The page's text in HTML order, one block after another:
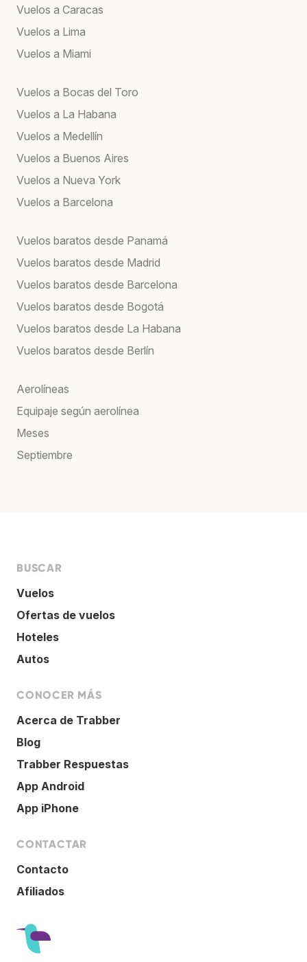
Vuelos a Caracas
Vuelos a Lima
Vuelos a Miami
Vuelos a Bocas del Toro
Vuelos a La Habana
Vuelos a Medellín
Vuelos a Buenos Aires
Vuelos a Nueva York
Vuelos a Barcelona
Vuelos baratos desde Panamá
Vuelos baratos desde Madrid
Vuelos baratos desde Barcelona
Vuelos baratos desde Bogotá
Vuelos baratos desde La Habana
Vuelos baratos desde Berlín
Aerolíneas
Equipaje según aerolínea
Meses
Septiembre
BUSCAR
Vuelos
Ofertas de vuelos
Hoteles
Autos
CONOCER MÁS
Acerca de Trabber
Blog
Trabber Respuestas
App Android
App iPhone
CONTACTAR
Contacto
Afiliados